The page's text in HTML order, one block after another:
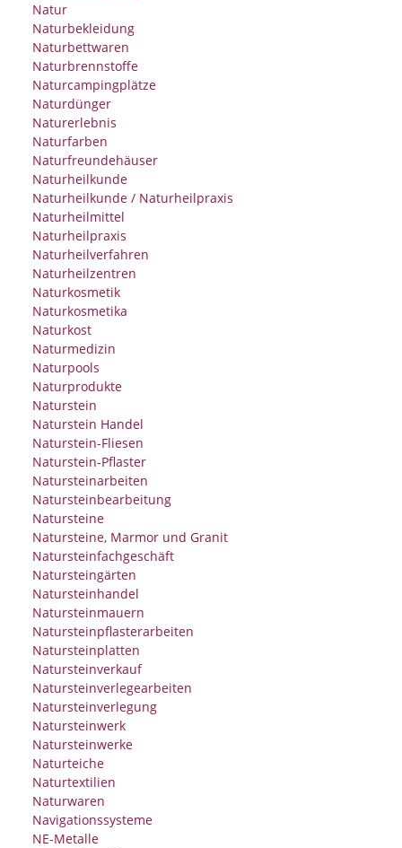
Natur
Naturbekleidung
Naturbettwaren
Naturbrennstoffe
Naturcampingplätze
Naturdünger
Naturerlebnis
Naturfarben
Naturfreundehäuser
Naturheilkunde
Naturheilkunde / Naturheilpraxis
Naturheilmittel
Naturheilpraxis
Naturheilverfahren
Naturheilzentren
Naturkosmetik
Naturkosmetika
Naturkost
Naturmedizin
Naturpools
Naturprodukte
Naturstein
Naturstein Handel
Naturstein-Fliesen
Naturstein-Pflaster
Natursteinarbeiten
Natursteinbearbeitung
Natursteine
Natursteine, Marmor und Granit
Natursteinfachgeschäft
Natursteingärten
Natursteinhandel
Natursteinmauern
Natursteinpflasterarbeiten
Natursteinplatten
Natursteinverkauf
Natursteinverlegearbeiten
Natursteinverlegung
Natursteinwerk
Natursteinwerke
Naturteiche
Naturtextilien
Naturwaren
Navigationssysteme
NE-Metalle